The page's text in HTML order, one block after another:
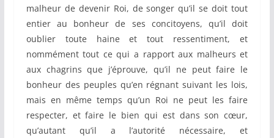
malheur de devenir Roi, de songer qu’il se doit tout
entier au bonheur de ses concitoyens, qu’il doit
oublier toute haine et tout ressentiment, et
nommément tout ce qui a rapport aux malheurs et
aux chagrins que j’éprouve, qu’il ne peut faire le
bonheur des peuples qu’en régnant suivant les lois,
mais en même temps qu’un Roi ne peut les faire
respecter, et faire le bien qui est dans son cœur,
qu’autant qu’il a l’autorité nécessaire, et